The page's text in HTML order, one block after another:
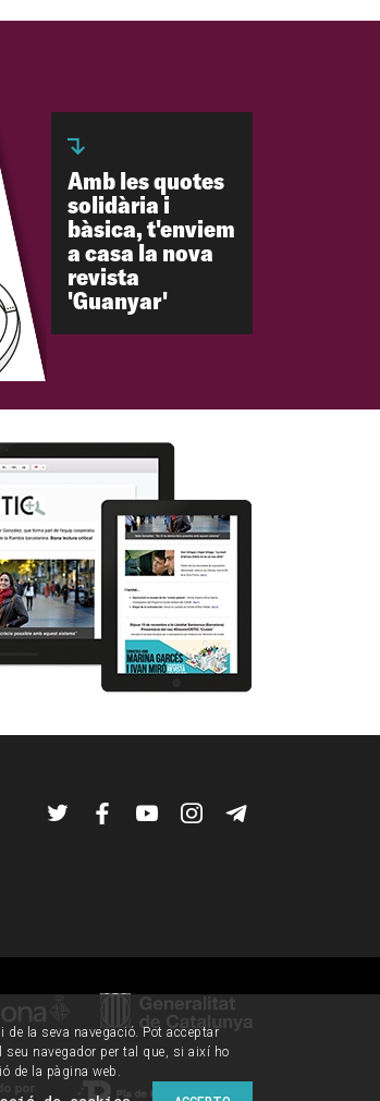
Amb les quotes
solidària i
bàsica, t'enviem
a casa la nova
revista
'Guanyar'
TwitterFacebook
YouTubeInstagram
la seva navegació. Pot acceptar
navegador per tal que, si així ho
de la pàgina web.